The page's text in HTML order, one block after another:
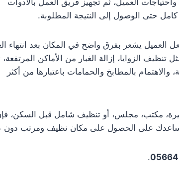
كامل حتى الوصول إلى النتيجة المطلوبة.
يشعر بفرق واضح في المكان بعد انتهاء
تنظيف الزوايا، إزالة الغبار من الأماكن المرتفعة،
بالمطابخ والحمامات باعتبارها من أكثر
مكتب، مجلس، أو تنظيف شامل قبل السكن،
على الحصول على مكان نظيف ومرتب دون
.